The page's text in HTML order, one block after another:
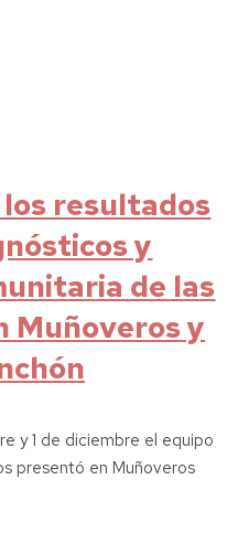
resultados
y
de las
Muñoveros y
y 1 de diciembre el equipo
presentó en Muñoveros